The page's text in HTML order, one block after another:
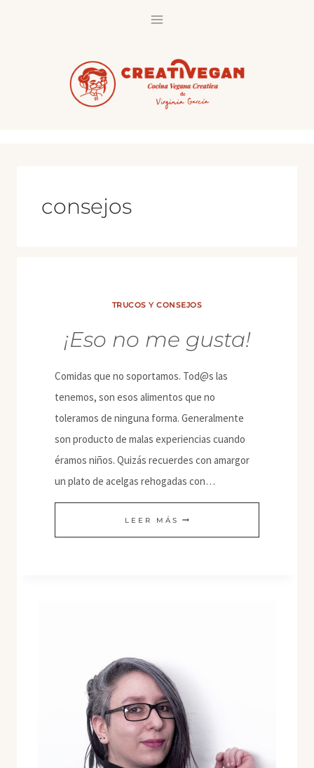
consejos
TRUCOS Y CONSEJOS
¡Eso no me gusta!
Comidas que no soportamos. Tod@s las
tenemos, son esos alimentos que no
toleramos de ninguna forma. Generalmente
son producto de malas experiencias cuando
éramos niños. Quizás recuerdes con amargor
un plato de acelgas rehogadas con…
LEER MÁS ¡ESO
NO